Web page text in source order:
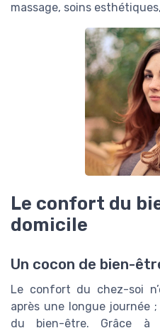
massage, soins
Le confort du
domicile
Un cocon de bien-
Le confort du chez-soi
après une longue journée
du bien-être. Grâce à